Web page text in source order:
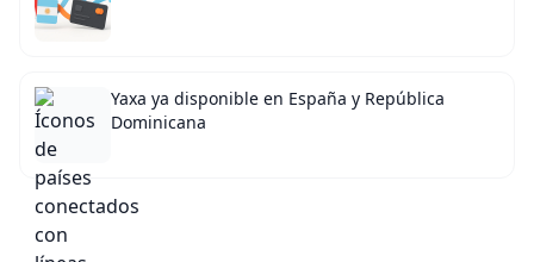
Yaxa ya disponible en España y República
Dominicana